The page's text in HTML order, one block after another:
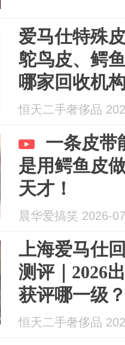
爱马仕特殊
鸵鸟皮、鳄
哪家回收机
恒天二手奢侈品
一条皮带
是用鳄鱼皮
天才！
晨华爱搞笑 2026-
上海爱马仕
测评｜2026
获评哪一级
恒天二手奢侈品